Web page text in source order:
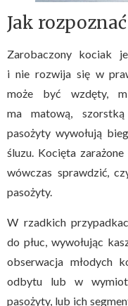
Jak
Zarobaczony kociak
i nie rozwija się w
może być wzdęty,
ma matową,
pasożyty wywołują
śluzu. Kocięta
wówczas sprawdzić,
pasożyty.
W rzadkich
do płuc, wywołując
obserwacja młodych
odbytu lub w
pasożyty, lub ich